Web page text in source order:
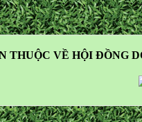
THUỘC VỀ HỘI ĐỒNG